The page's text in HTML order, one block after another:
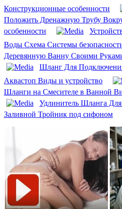
Конструкционные особенности
Положить Дренажную Трубу
особенности
Воды Схема Системы
Деревянную Ванну Своими
Шланг Для
Аквастоп Виды и устройство
Шланги на Смесителе в Ванной
Удлинитель Шланга
Заливной Тройник под сифоном